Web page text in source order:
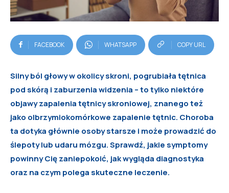
FACEBOOK WHATSAPP COPY URL
Silny ból głowy w okolicy skroni, pogrubiała tętnica
pod skórą i zaburzenia widzenia – to tylko niektóre
objawy zapalenia tętnicy skroniowej, znanego też
jako olbrzymiokomórkowe zapalenie tętnic. Choroba
ta dotyka głównie osoby starsze i może prowadzić do
ślepoty lub udaru mózgu. Sprawdź, jakie symptomy
powinny Cię zaniepokoić, jak wygląda diagnostyka
oraz na czym polega skuteczne leczenie.